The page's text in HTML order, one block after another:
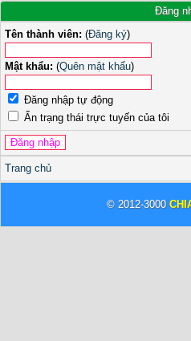
Đăng
Tên thành viên: (Đăng ký)
Mật khẩu: (Quên mật khẩu)
Đăng nhập tự động
Ẩn trạng thái trực tuyến của tôi
Trang chủ
© 2012-3000